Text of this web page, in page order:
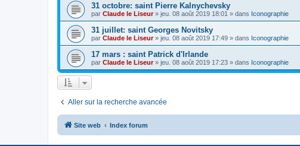
31 octobre: saint Pierre Kalnychevsky
par Claude le Liseur» jeu. 08 août 2019 18:01 » dans Iconographie
31 juillet: saint Georges Novitsky
par Claude le Liseur» jeu. 08 août 2019 17:49 » dans Iconographie
17 mars : saint Patrick d'Irlande
par Claude le Liseur» jeu. 08 août 2019 17:23 » dans Iconographie
Aller sur la recherche avancée
Site web Index forum